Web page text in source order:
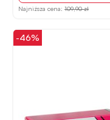
Najniższa cena: 109,90 zł
-46%